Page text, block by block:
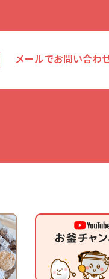
メールでお問い合わ